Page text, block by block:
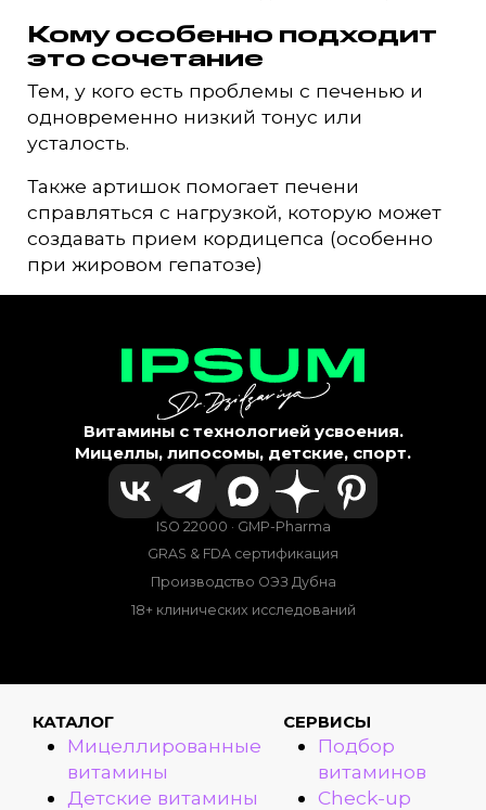
Кому особенно подходит
это сочетание
Тем, у кого есть проблемы с печенью и
одновременно низкий тонус или
усталость.
Также артишок помогает печени
справляться с нагрузкой, которую может
создавать прием кордицепса (особенно
при жировом гепатозе)
Витамины с технологией усвоения.
Мицеллы, липосомы, детские, спорт.
ISO 22000 · GMP-Pharma
GRAS & FDA сертификация
Производство ОЭЗ Дубна
18+ клинических исследований
КАТАЛОГ
Мицеллированные
витамины
Детские витамины
СЕРВИСЫ
Подбор
витаминов
Check-up